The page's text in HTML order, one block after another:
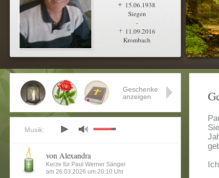
15.06.1938
Siegen
-
11.09.2016
Krombach
Geschenke
anzeigen
Musik:
von Alexandra
Kerze für Paul Werner Sänger
am 26.03.2026 um 20:10 Uhr